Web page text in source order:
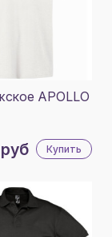
APOLLO
Купить